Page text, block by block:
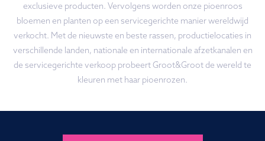
exclusieve producten. Vervolgens worden onze pioenroos
bloemen en planten op een servicegerichte manier wereldwijd
verkocht. Met de nieuwste en beste rassen, productielocaties in
verschillende landen, nationale en internationale afzetkanalen en
de servicegerichte verkoop probeert Groot&Groot de wereld te
kleuren met haar pioenrozen.